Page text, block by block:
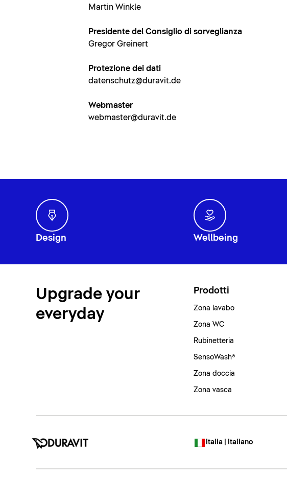
Martin Winkle
Presidente del Consiglio di sorveglianza
Gregor Greinert
Protezione dei dati
datenschutz@duravit.de
Webmaster
webmaster@duravit.de
Design Wellbeing
Upgrade your
everyday
Prodotti
Zona lavabo
Zona WC
Rubinetteria
SensoWash®
Zona doccia
Zona vasca
Italia | Italiano